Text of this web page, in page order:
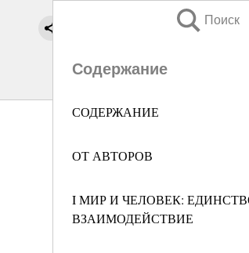
Поиск
Содержание
СОДЕРЖАНИЕ
ОТ АВТОРОВ
I МИР И ЧЕЛОВЕК:
ВЗАИМОДЕЙСТВИЕ